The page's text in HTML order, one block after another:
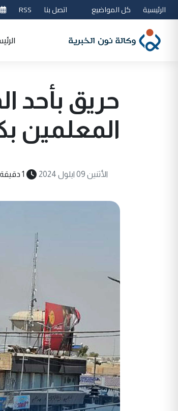
الرئيسية كل المواضيع اتصل بنا RSS
حريق بأحد
المعلمين
الأثنين 09 ايلول 2024 1 دقيقة قراءة